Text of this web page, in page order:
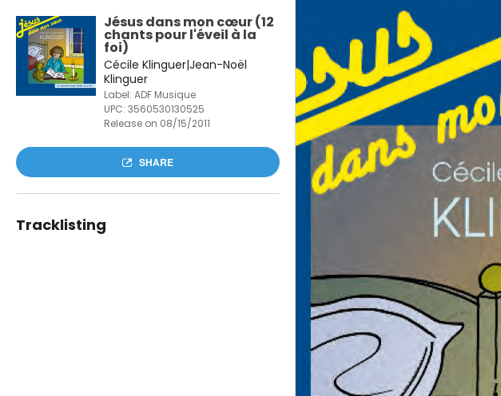
Jésus dans mon cœur (12
chants pour l'éveil à la
foi)
Cécile Klinguer|Jean-Noël
Klinguer
Label: ADF Musique
UPC: 3560530130525
Release on 08/15/2011
SHARE
Tracklisting